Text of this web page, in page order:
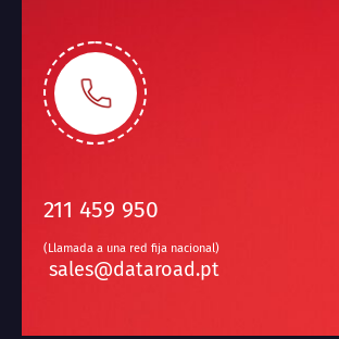
211 459 950
(Llamada a una red fija nacional)
sales@dataroad.pt